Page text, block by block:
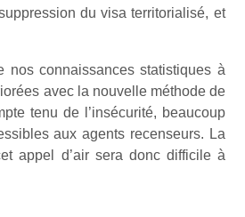
du visa territorialisé, et
nos connaissances statistiques à
avec la nouvelle méthode de
tenu de l’insécurité, beaucoup
aux agents recenseurs. La
appel d’air sera donc difficile à